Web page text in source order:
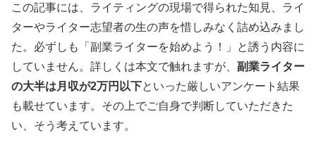
この記事には、ライティングの現場で得られた知見、ライ
ターやライター志望者の生の声を惜しみなく詰め込みまし
た。必ずしも「副業ライターを始めよう！」と誘う内容に
していません。詳しくは本文で触れますが、 副業ライター
の大半は月収が2万円以下といった厳しいアンケート結果
も載せています。その上でご自身で判断していただきた
い、そう考えています。